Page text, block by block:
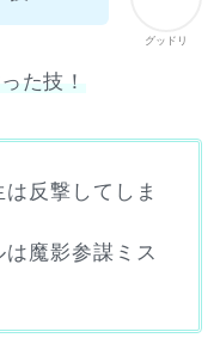
グッドリ
た技！
反撃してしま
魔影参謀ミス